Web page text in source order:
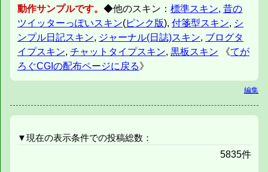
動作サンプルです。 ◆他のスキン： 標準スキン, 昔の
ツイッターっぽいスキン(ピンク版), 付箋型スキン, シ
ンプル日記スキン, ジャーナル(日誌)スキン, ブログタ
イプスキン, チャットタイプスキン, 黒板スキン 《てが
ろぐCGIの配布ページに戻る》
編集
▼現在の表示条件での投稿総数：
5835件